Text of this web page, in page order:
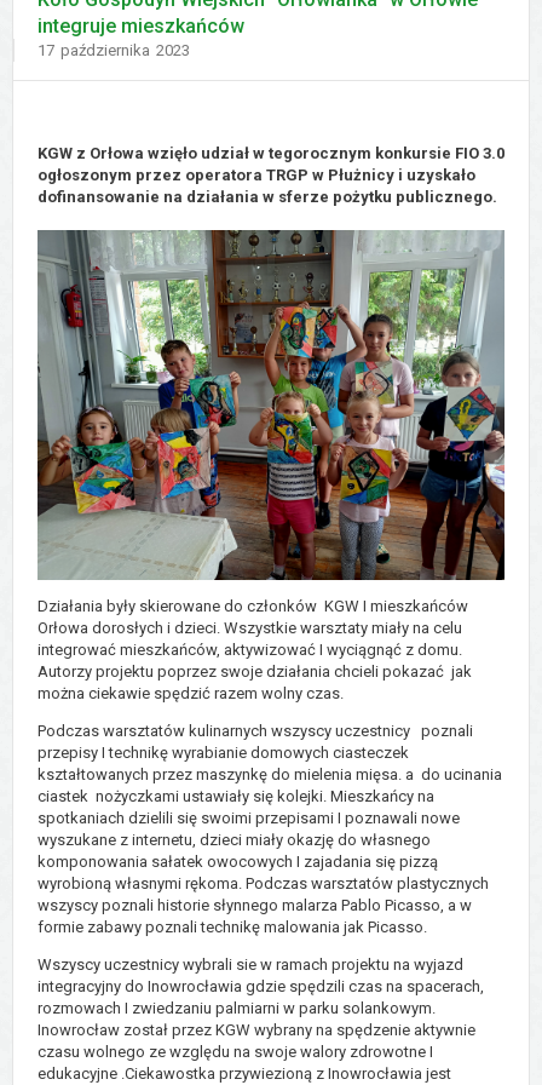
integruje mieszkańców
Dodano
17 października 2023
KGW z Orłowa wzięło udział w tegorocznym konkursie FIO 3.0
ogłoszonym przez operatora TRGP w Płużnicy i uzyskało
dofinansowanie na działania w sferze pożytku publicznego.
Działania były skierowane do członków KGW I mieszkańców
Orłowa dorosłych i dzieci. Wszystkie warsztaty miały na celu
integrować mieszkańców, aktywizować I wyciągnąć z domu.
Autorzy projektu poprzez swoje działania chcieli pokazać jak
można ciekawie spędzić razem wolny czas.
Podczas warsztatów kulinarnych wszyscy uczestnicy poznali
przepisy I technikę wyrabianie domowych ciasteczek
kształtowanych przez maszynkę do mielenia mięsa. a do ucinania
ciastek nożyczkami ustawiały się kolejki. Mieszkańcy na
spotkaniach dzielili się swoimi przepisami I poznawali nowe
wyszukane z internetu, dzieci miały okazję do własnego
komponowania sałatek owocowych I zajadania się pizzą
wyrobioną własnymi rękoma. Podczas warsztatów plastycznych
wszyscy poznali historie słynnego malarza Pablo Picasso, a w
formie zabawy poznali technikę malowania jak Picasso.
Wszyscy uczestnicy wybrali sie w ramach projektu na wyjazd
integracyjny do Inowrocławia gdzie spędzili czas na spacerach,
rozmowach I zwiedzaniu palmiarni w parku solankowym.
Inowrocław został przez KGW wybrany na spędzenie aktywnie
czasu wolnego ze względu na swoje walory zdrowotne I
edukacyjne .Ciekawostka przywiezioną z Inowrocławia jest